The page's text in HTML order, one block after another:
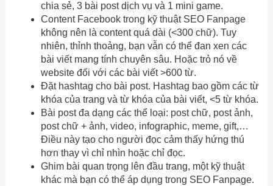
chia sẻ, 3 bài post dịch vụ và 1 mini game.
Content Facebook trong kỹ thuật SEO Fanpage
không nên là content quá dài (<300 chữ). Tuy
nhiên, thỉnh thoảng, bạn vẫn có thể đan xen các
bài viết mang tính chuyên sâu. Hoặc trỏ nó về
website đối với các bài viết >600 từ.
Đặt hashtag cho bài post. Hashtag bao gồm các từ
khóa của trang và từ khóa của bài viết, <5 từ khóa.
Bài post đa dạng các thể loại: post chữ, post ảnh,
post chữ + ảnh, video, infographic, meme, gift,…
Điều này tạo cho người đọc cảm thấy hứng thú
hơn thay vì chỉ nhìn hoặc chỉ đọc.
Ghim bài quan trọng lên đầu trang, một kỹ thuật
khác mà bạn có thể áp dụng trong SEO Fanpage.